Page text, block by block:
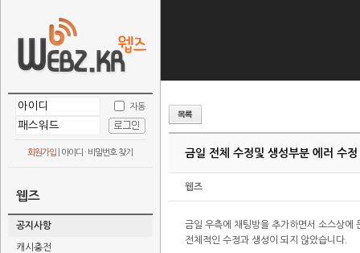
자동
회원가입 아이디 · 비밀번호 찾기
웹즈
공지사항
캐시충전
금일 전체 수정및 생성부분 에러 수정
웹즈
금일 우측에 채팅방을 추가하면서 소스상에
전체적인 수정과 생성이 되지 않았습니다.